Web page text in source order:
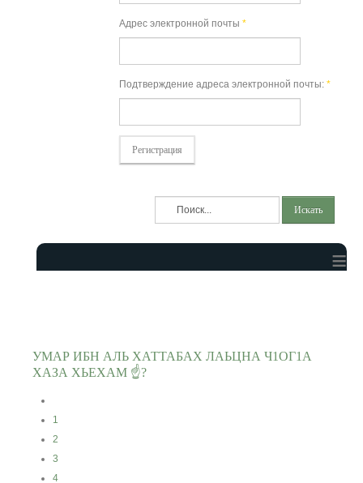
Адрес электронной почты *
Подтверждение адреса электронной почты: *
Регистрация
Искать
≡
УМАР ИБН АЛЬ ХАТТАБАХ ЛАЬЦНА Ч1ОГ1А
ХАЗА ХЬЕХАМ ☝?
1
2
3
4